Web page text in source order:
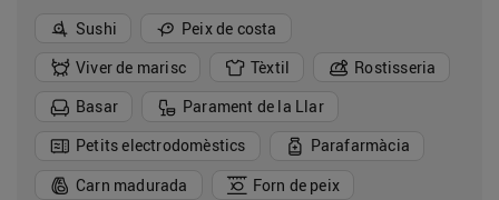
Sushi
Peix de costa
Viver de marisc
Tèxtil
Rostisseria
Basar
Parament de la Llar
Petits electrodomèstics
Parafarmàcia
Carn madurada
Forn de peix